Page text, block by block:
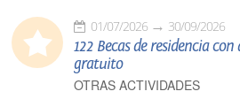
01/07/2026 30/09/2026
122 Becas de residencia
gratuito
OTRAS ACTIVIDADES